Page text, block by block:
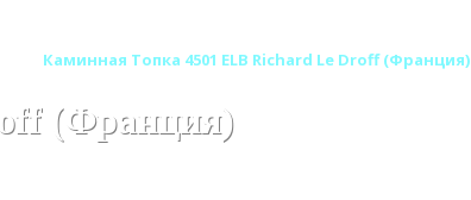
Каминная Топка 4501 ELB Richard Le Droff (Франция)
(Франция)